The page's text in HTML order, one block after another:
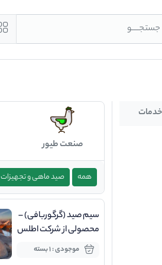
جستجــــو
خدمات
صنعت طیور
همه صید ماهی و تجهیزات
سیم صید (گرگوربافی) –
محصولی از شرکت اطلس
پگاه موجودی : 1 بسته